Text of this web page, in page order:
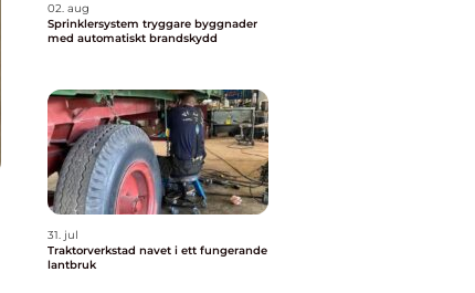
02. aug
Sprinklersystem tryggare byggnader
med automatiskt brandskydd
31. jul
Traktorverkstad navet i ett fungerande
lantbruk